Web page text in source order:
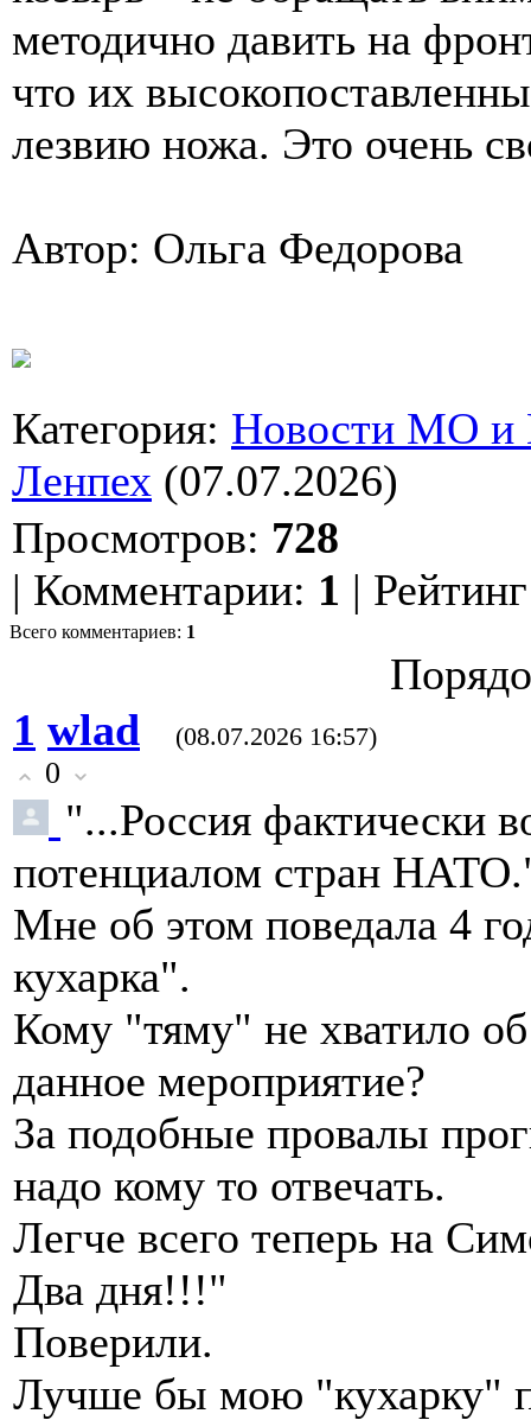
методично давить на
что их
лезвию ножа. Это очень
Автор: Ольга Федорова
Категория: Новости МО
Ленпех (07.07.2026)
Просмотров: 728
| Комментарии: 1 | Рейтинг
Всего комментариев: 1
1 wlad (08.07.2026 16:57)
0
"...Россия фактически
потенциалом стран
Мне об этом поведала 4
кухарка".
Кому "тяму" не хватило об
данное мероприятие?
За подобные провалы
надо кому то отвечать.
Легче всего теперь на
Два дня!!!"
Поверили.
Лучше бы мою "кухарку"